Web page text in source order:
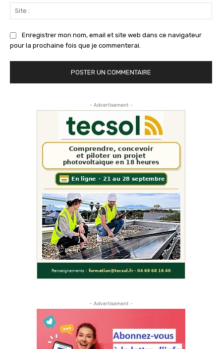
Enregistrer mon nom, email et site web dans ce navigateur
pour la prochaine fois que je commenterai.
- Advertisement -
- Advertisement -